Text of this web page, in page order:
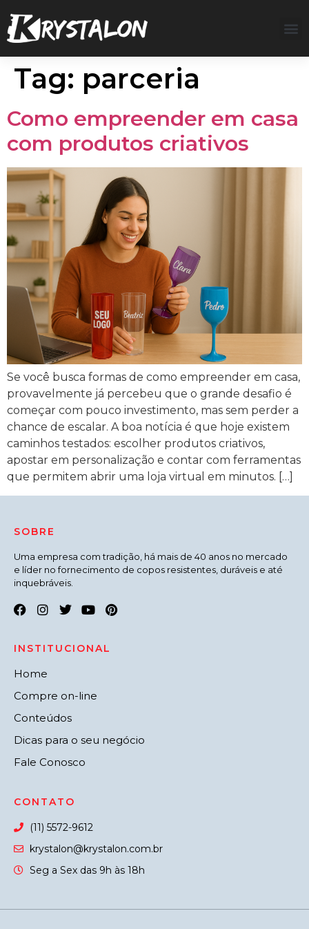
Tag: parceria
Como empreender em casa
com produtos criativos
Se você busca formas de como empreender em casa,
provavelmente já percebeu que o grande desafio é
começar com pouco investimento, mas sem perder a
chance de escalar. A boa notícia é que hoje existem
caminhos testados: escolher produtos criativos,
apostar em personalização e contar com ferramentas
que permitem abrir uma loja virtual em minutos. […]
SOBRE
Uma empresa com tradição, há mais de 40 anos no mercado
e líder no fornecimento de copos resistentes, duráveis e até
inquebráveis.
INSTITUCIONAL
Home
Compre on-line
Conteúdos
Dicas para o seu negócio
Fale Conosco
CONTATO
(11) 5572-9612
krystalon@krystalon.com.br
Seg a Sex das 9h às 18h